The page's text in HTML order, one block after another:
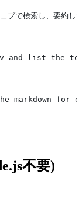
で検索し、要約し
and list the
markdown for
不要)